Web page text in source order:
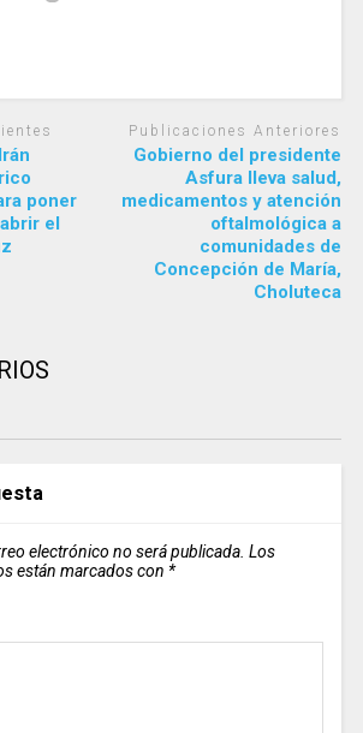
poner
el
Publicaciones Anteriores
Gobierno del presidente
Asfura lleva salud,
medicamentos y atención
oftalmológica a
comunidades de
Concepción de María,
Choluteca
electrónico no será publicada. Los
están marcados con *